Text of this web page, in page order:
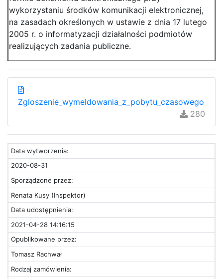
wykorzystaniu środków komunikacji elektronicznej,
na zasadach określonych w ustawie z dnia 17 lutego
2005 r. o informatyzacji działalności podmiotów
realizujących zadania publiczne.
Zgloszenie_wymeldowania_z_pobytu_czasowego
280
Data wytworzenia:
2020-08-31
Sporządzone przez:
Renata Kusy (Inspektor)
Data udostępnienia:
2021-04-28 14:16:15
Opublikowane przez:
Tomasz Rachwał
Rodzaj zamówienia: